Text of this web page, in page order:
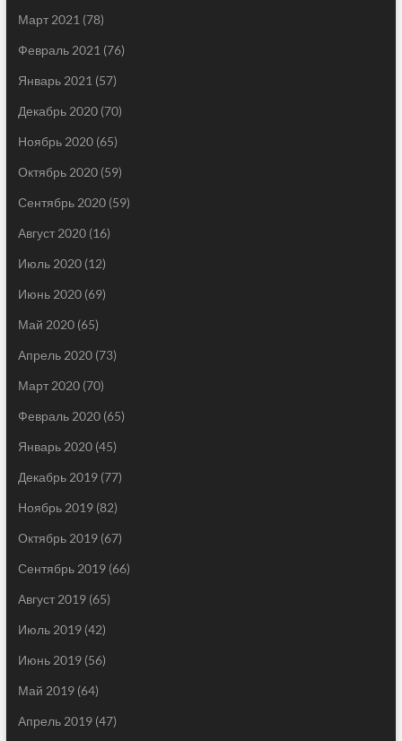
Март 2021 (78)
Февраль 2021 (76)
Январь 2021 (57)
Декабрь 2020(70)
Ноябрь 2020(65)
Октябрь 2020(59)
Сентябрь 2020(59)
Август 2020(16)
Июль 2020(12)
Июнь 2020(69)
Май 2020(65)
Апрель 2020(73)
Март 2020(70)
Февраль 2020(65)
Январь 2020(45)
Декабрь 2019(77)
Ноябрь 2019(82)
Октябрь 2019(67)
Сентябрь 2019(66)
Август 2019(65)
Июль 2019(42)
Июнь 2019(56)
Май 2019(64)
Апрель 2019(47)